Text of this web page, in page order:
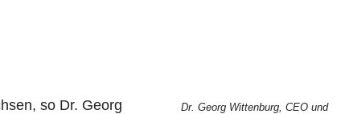
Dr. Georg Wit­ten­burg, CEO und
so Dr. Georg